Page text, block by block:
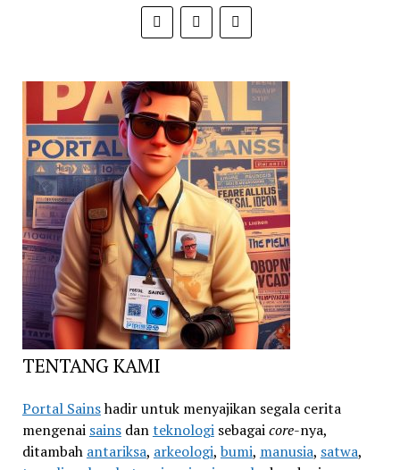
TENTANG KAMI
Portal Sainshadir untuk menyajikan segala cerita
mengenai sainsdanteknologisebagaicore-nya,
ditambah antariksa, arkeologi, bumi, manusia, satwa,